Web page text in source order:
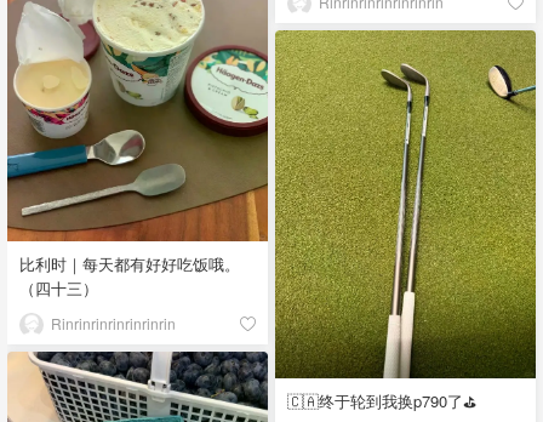
比利时｜每天都有好好吃饭哦。
（四十三）
Rinrinrinrinrinrinrin
🇨🇦终于轮到我换p790了⛳️